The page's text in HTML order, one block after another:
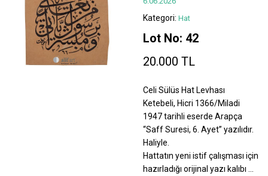
Kategori: Hat
Lot No: 42
20.000 TL
Celi Sülüs Hat Levhası
Ketebeli, Hicri 1366/Miladi
1947 tarihli eserde Arapça
“Saff Suresi, 6. Ayet” yazılıdır.
Haliyle.
Hattatın yeni istif çalışması için
hazırladığı orijinal yazı kalıbı